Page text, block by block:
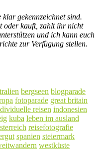
gekennzeichnet sind.
oder kauft, zahlt ihr nicht
und ich kann euch
zur Verfügung stellen.
bergseen blogparade
fotoparade great britain
reisen indonesien
kuba leben im ausland
reisefotografie
spanien steiermark
westküste